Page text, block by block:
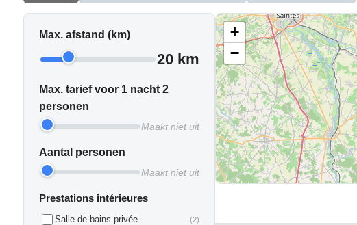
Max. afstand (km)
20 km
Max. tarief voor 1 nacht 2
personen
Maakt niet uit
Aantal personen
Maakt niet uit
Prestations intérieures
Salle de bains privée (2)
+
−